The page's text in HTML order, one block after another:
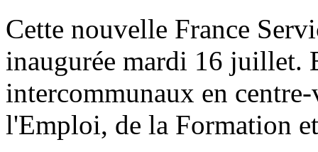
Cette nouvelle France
inaugurée mardi 16 juillet.
intercommunaux en
l'Emploi, de la Formation